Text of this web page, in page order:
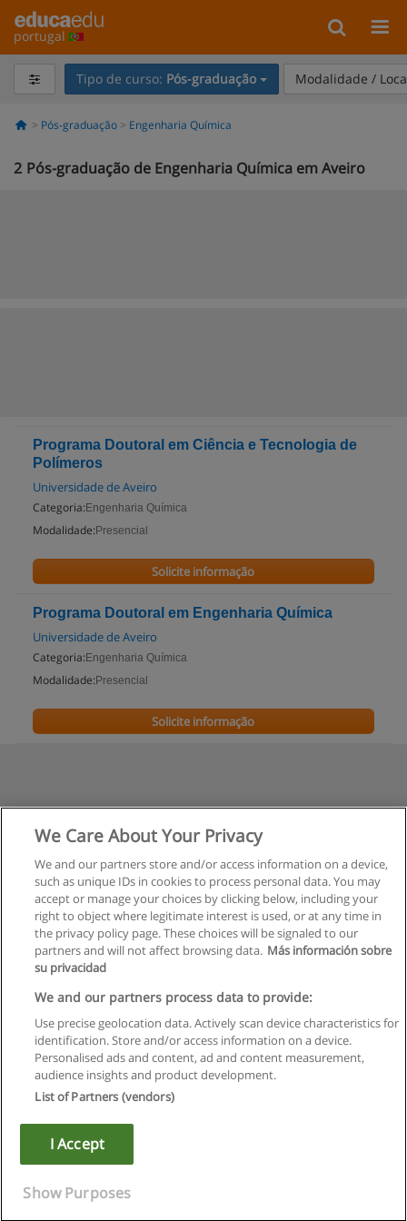
portugal
Tipo de curso: Pós-graduação Modalidade /
Pós-graduação Engenharia Química
2 Pós-graduação de Engenharia Química em Aveiro
Programa Doutoral em Ciência e Tecnologia de
Polímeros
Universidade de Aveiro
Categoria: Engenharia Química
Modalidade: Presencial
Solicite informação
Programa Doutoral em Engenharia Química
Universidade de Aveiro
Categoria: Engenharia Química
Modalidade: Presencial
Solicite informação
Regras de uso
Privacidade de dados
Copyright © Educaedu Business S.L. - CIF : B-95610580: -
We Care About Your Privacy
We and our partners store and/or access information on a device,
such as unique IDs in cookies to process personal data. You may
accept or manage your choices by clicking below, including your
right to object where legitimate interest is used, or at any time in
the privacy policy page. These choices will be signaled to our
partners and will not affect browsing data. Más información sobre
su privacidad
We and our partners process data to provide:
Use precise geolocation data. Actively scan device characteristics for
identification. Store and/or access information on a device.
Personalised ads and content, ad and content measurement,
audience insights and product development.
List of Partners (vendors)
I Accept
Show Purposes